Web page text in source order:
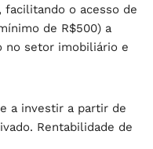
facilitando o acesso de
de R$500) a
no setor imobiliário e
a investir a partir de
Rentabilidade de